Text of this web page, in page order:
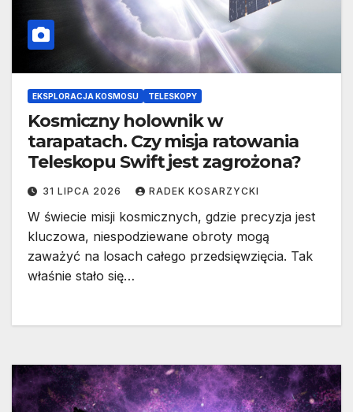
EKSPLORACJA KOSMOSU TELESKOPY
Kosmiczny holownik w
tarapatach. Czy misja ratowania
Teleskopu Swift jest zagrożona?
31 LIPCA 2026 RADEK KOSARZYCKI
W świecie misji kosmicznych, gdzie precyzja jest
kluczowa, niespodziewane obroty mogą
zaważyć na losach całego przedsięwzięcia. Tak
właśnie stało się…